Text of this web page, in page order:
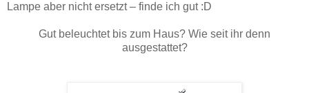
Lampe aber nicht ersetzt – finde ich gut :D
Gut beleuchtet bis zum Haus? Wie seit ihr denn
ausgestattet?